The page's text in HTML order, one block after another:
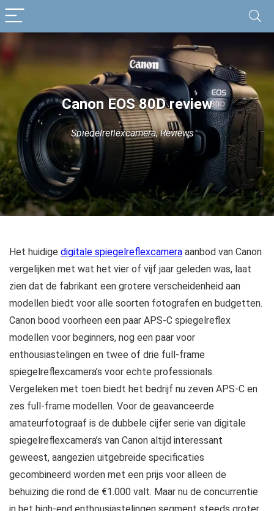
Canon EOS 80D review
Spiegelreflexcamera,Reviews
Het huidige digitale spiegelreflexcamera aanbod van Canon
vergelijken met wat het vier of vijf jaar geleden was, laat
zien dat de fabrikant een grotere verscheidenheid aan
modellen biedt voor alle soorten fotografen en budgetten.
Canon bood voorheen een paar APS-C spiegelreflex
modellen voor beginners, nog een paar voor
enthousiastelingen en twee of drie full-frame
spiegelreflexcamera’s voor echte professionals.
Vergeleken met toen biedt het bedrijf nu zeven APS-C en
zes full-frame modellen. Voor de geavanceerde
amateurfotograaf is de dubbele cijfer serie van digitale
spiegelreflexcamera’s van Canon altijd interessant
geweest, aangezien uitgebreide specificaties
gecombineerd worden met een prijs voor alleen de
behuizing die rond de €1.000 valt. Maar nu de concurrentie